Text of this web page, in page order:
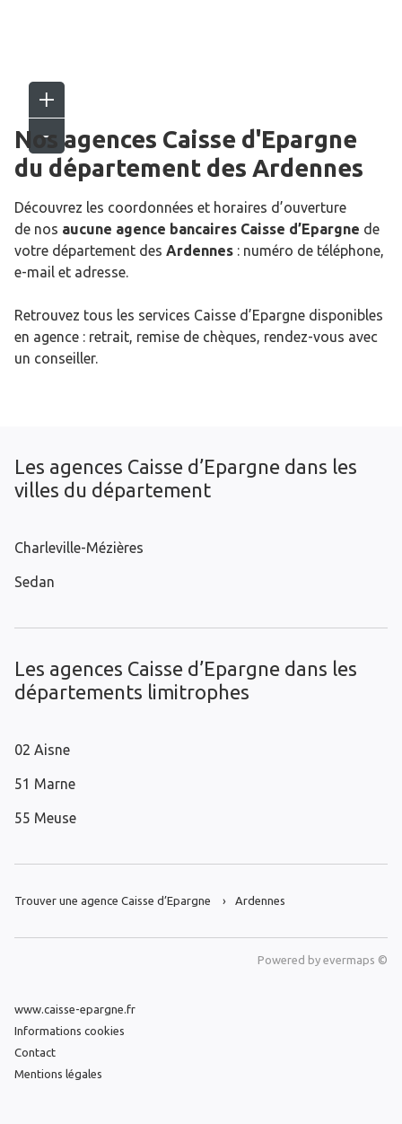
Nos agences Caisse d'Epargne
du département des Ardennes
Découvrez les coordonnées et horaires d’ouverture
de nos aucune agence bancaires Caisse d’Epargne de
votre département des Ardennes : numéro de téléphone,
e-mail et adresse.
Retrouvez tous les services Caisse d’Epargne disponibles
en agence : retrait, remise de chèques, rendez-vous avec
un conseiller.
Les agences Caisse d’Epargne dans les
villes du département
Charleville-Mézières
Sedan
Les agences Caisse d’Epargne dans les
départements limitrophes
02 Aisne
51 Marne
55 Meuse
Trouver une agence Caisse d’Epargne Ardennes
Powered by evermaps ©
www.caisse-epargne.fr
Informations cookies
Contact
Mentions légales